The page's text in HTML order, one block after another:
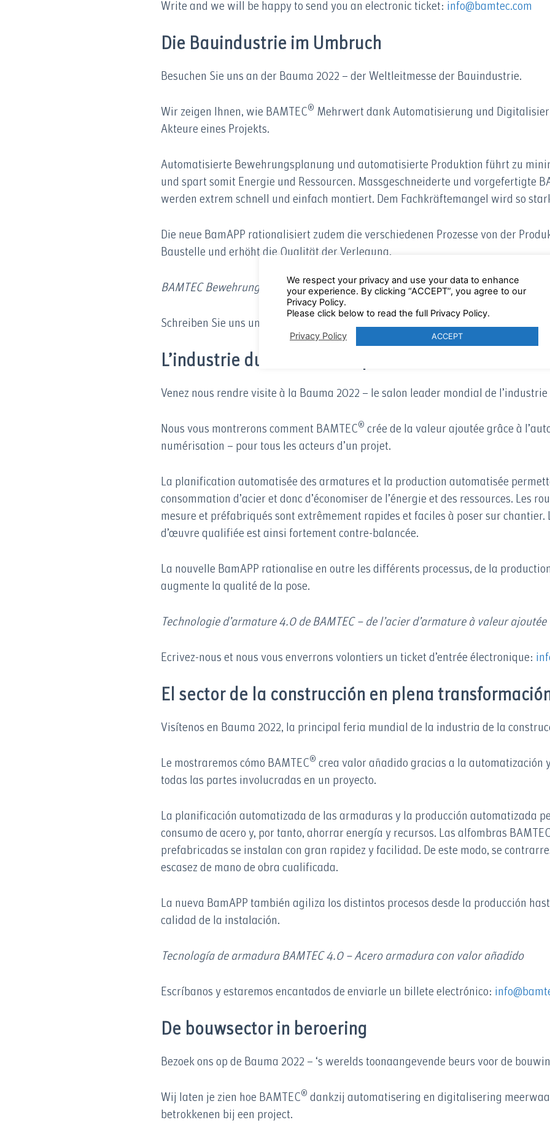
Write and we will be happy to send you an electronic ticket: info@bamtec.com
Die Bauindustrie im Umbruch
Besuchen Sie uns an der Bauma 2022 – der Weltleitmesse der Bauindustrie.
Wir zeigen Ihnen, wie BAMTEC® Mehrwert dank Automatisierung und
Akteure eines Projekts.
Automatisierte Bewehrungsplanung und automatisierte Produktion führt zu
und spart somit Energie und Ressourcen. Massgeschneiderte und vorgefertigte
werden extrem schnell und einfach montiert. Dem Fachkräftemangel wird so
Die neue BamAPP rationalisiert zudem die verschiedenen Prozesse von der
Baustelle und erhöht die Qualität der Verlegung.
BAMTEC Bewehrungstechnologie 4.0 – Bewehrungsstahl mit Mehrwert
Schreiben Sie uns und wir senden Ihnen gerne ein elektronisches Ticket:
L’industrie du bâtiment en pleine mutation
Venez nous rendre visite à la Bauma 2022 – le salon leader mondial de
Nous vous montrerons comment BAMTEC® crée de la valeur ajoutée grâce à
numérisation – pour tous les acteurs d’un projet.
La planification automatisée des armatures et la production automatisée
consommation d’acier et donc d’économiser de l’énergie et des ressources. Les
mesure et préfabriqués sont extrêmement rapides et faciles à poser sur chantier.
d’œuvre qualifiée est ainsi fortement contre-balancée.
La nouvelle BamAPP rationalise en outre les différents processus, de la
augmente la qualité de la pose.
Technologie d’armature 4.0 de BAMTEC – de l’acier d’armature à valeur ajoutée
Ecrivez-nous et nous vous enverrons volontiers un ticket d’entrée électronique:
El sector de la construcción en plena
Visítenos en Bauma 2022, la principal feria mundial de la industria de la
Le mostraremos cómo BAMTEC® crea valor añadido gracias a la automatización
todas las partes involucradas en un proyecto.
La planificación automatizada de las armaduras y la producción automatizada
consumo de acero y, por tanto, ahorrar energía y recursos. Las alfombras
prefabricadas se instalan con gran rapidez y facilidad. De este modo, se
escasez de mano de obra cualificada.
La nueva BamAPP también agiliza los distintos procesos desde la producción
calidad de la instalación.
Tecnología de armadura BAMTEC 4.0 – Acero armadura con valor añadido
Escríbanos y estaremos encantados de enviarle un billete electrónico:
De bouwsector in beroering
Bezoek ons op de Bauma 2022 – ‘s werelds toonaangevende beurs voor de
Wij laten je zien hoe BAMTEC® dankzij automatisering en digitalisering
betrokkenen bij een project.
We respect your privacy and use your data to enhance
your experience. By clicking “ACCEPT”, you agree to our
Privacy Policy.
Please click below to read the full Privacy Policy.
Privacy Policy ACCEPT